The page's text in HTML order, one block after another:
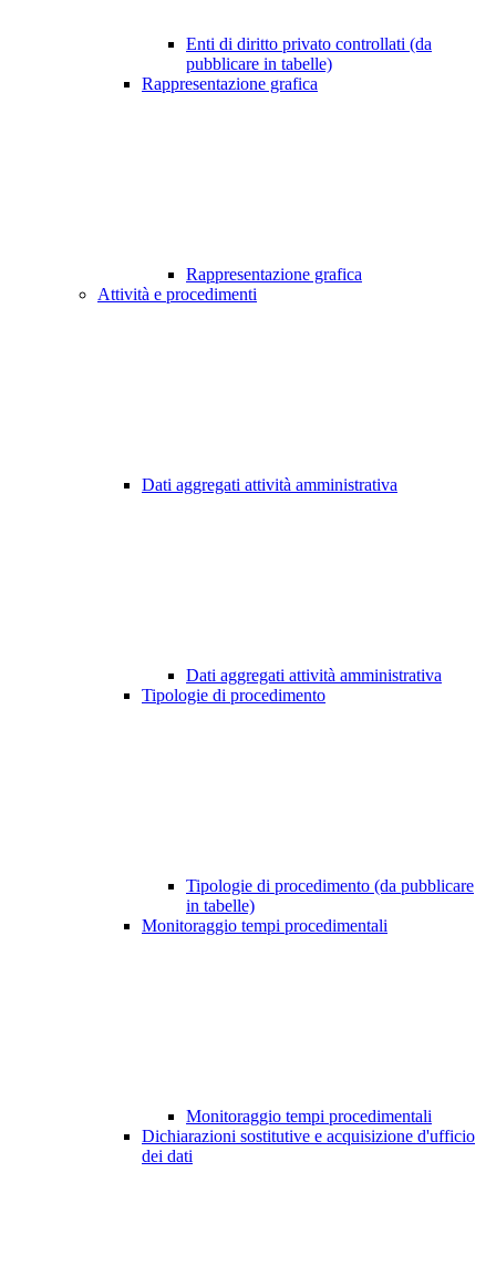
Enti di diritto privato controllati (da
pubblicare in tabelle)
Rappresentazione grafica
Rappresentazione grafica
Attività e procedimenti
Dati aggregati attività amministrativa
Dati aggregati attività amministrativa
Tipologie di procedimento
Tipologie di procedimento (da pubblicare
in tabelle)
Monitoraggio tempi procedimentali
Monitoraggio tempi procedimentali
Dichiarazioni sostitutive e acquisizione d'ufficio
dei dati